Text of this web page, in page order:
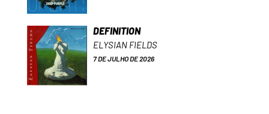
DEFINITION
ELYSIAN FIELDS
7 DE JULHO DE 2026